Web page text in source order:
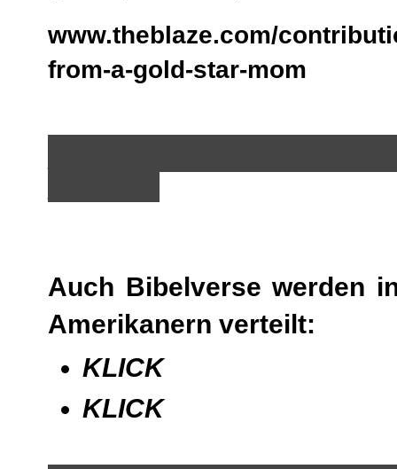
www.theblaze.com/
from-a-gold-star-mom
Auch Bibelverse werden
Amerikanern verteilt:
KLICK
KLICK